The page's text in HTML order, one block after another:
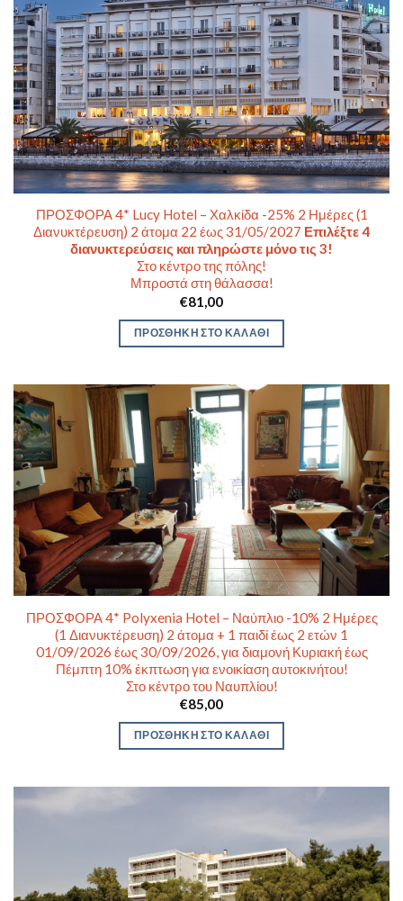
ΠΡΟΣΦΟΡΑ 4* Lucy Hotel – Χαλκίδα -25% 2 Ημέρες (1
Διανυκτέρευση) 2 άτομα 22 έως 31/05/2027 Επιλέξτε 4
διανυκτερεύσεις και πληρώστε μόνο τις 3!
Στο κέντρο της πόλης!
Μπροστά στη θάλασσα!
€81,00
ΠΡΟΣΘΉΚΗ ΣΤΟ ΚΑΛΆΘΙ
ΠΡΟΣΦΟΡΑ 4* Polyxenia Hotel – Ναύπλιο -10% 2 Ημέρες
(1 Διανυκτέρευση) 2 άτομα + 1 παιδί έως 2 ετών 1
01/09/2026 έως 30/09/2026, για διαμονή Κυριακή έως
Πέμπτη 10% έκπτωση για ενοικίαση αυτοκινήτου!
Στο κέντρο του Ναυπλίου!
€85,00
ΠΡΟΣΘΉΚΗ ΣΤΟ ΚΑΛΆΘΙ